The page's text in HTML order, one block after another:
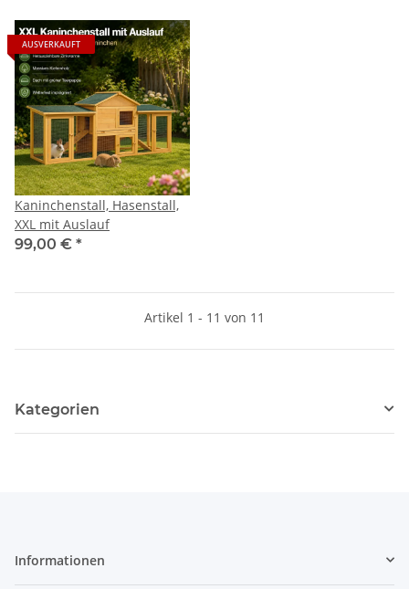
AUSVERKAUFT
Kaninchenstall, Hasenstall,
XXL mit Auslauf
99,00 € *
Artikel 1 - 11 von 11
Kategorien
Informationen